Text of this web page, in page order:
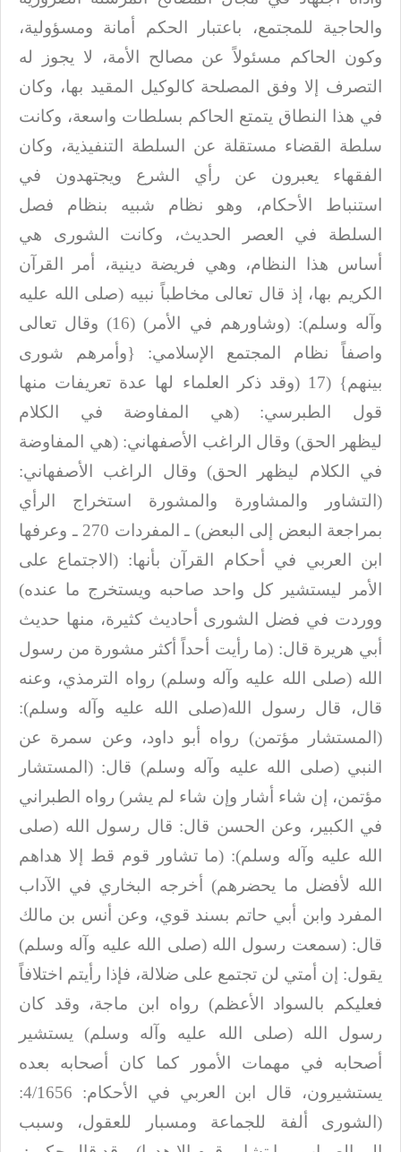
والحاجية للمجتمع، باعتبار الحكم أمانة ومسؤولية،
وكون
الحاكم مسئولاً عن مصالح الأمة، لا يجوز له
التصرف إلا وفق المصلحة كالوكيل المقيد بها، وكان
في هذا النطاق يتمتع الحاكم بسلطات واسعة، وكانت
سلطة القضاء مستقلة عن
السلطة التنفيذية، وكان
الفقهاء يعبرون عن رأي الشرع ويجتهدون في
استنباط الأحكام،
وهو نظام شبيه بنظام فصل
السلطة في العصر الحديث، وكانت الشورى هي
أساس هذا النظام،
وهي فريضة دينية، أمر القرآن
الكريم بها، إذ قال تعالى مخاطباً نبيه (صلى الله عليه
وآله وسلم): (وشاورهم
في الأمر) (16) وقال تعالى
واصفاً نظام المجتمع الإسلامي: {وأمرهم شورى
بينهم} (17
)وقد ذكر العلماء لها عدة تعريفات منها
قول الطبرسي: (هي المفاوضة في الكلام
ليظهر
الحق) وقال الراغب الأصفهاني: (هي المفاوضة
في الكلام ليظهر الحق) وقال الراغب
الأصفهاني:
(التشاور والمشاورة والمشورة استخراج الرأي
بمراجعة البعض إلى البعض) ـ
المفردات 270 ـ وعرفها
ابن العربي في
أحكام القرآن بأنها: (الاجتماع على
الأمر ليستشير كل واحد صاحبه ويستخرج ما عنده)
ووردت في فضل الشورى أحاديث كثيرة، منها حديث
أبي هريرة قال: (ما رأيت أحداً
أكثر مشورة من رسول
الله (صلى الله عليه وآله وسلم) رواه الترمذي، وعنه
قال، قال رسول الله(صلى الله عليه وآله وسلم):
(المستشار
مؤتمن) رواه أبو داود، وعن سمرة عن
النبي (صلى الله عليه وآله وسلم) قال: (المستشار
مؤتمن، إن شاء أشار وإن شاء لم يشر) رواه الطبراني
في الكبير، وعن الحسن قال: قال رسول الله (صلى
الله عليه وآله وسلم): (ما تشاور قوم قط إلا هداهم
الله لأفضل ما يحضرهم) أخرجه البخاري في الآداب
المفرد وابن
أبي حاتم بسند قوي، وعن أنس بن مالك
قال: (سمعت رسول الله (صلى الله عليه وآله وسلم)
يقول: إن أمتي لن تجتمع على ضلالة، فإذا رأيتم اختلافاً
فعليكم بالسواد الأعظم) رواه ابن ماجة، وقد كان
رسول الله (صلى الله عليه وآله وسلم) يستشير
أصحابه في مهمات الأمور كما كان أصحابه بعده
يستشيرون،
قال ابن العربي في الأحكام: 4/1656:
(الشورى ألفة للجماعة ومسبار للعقول، وسبب